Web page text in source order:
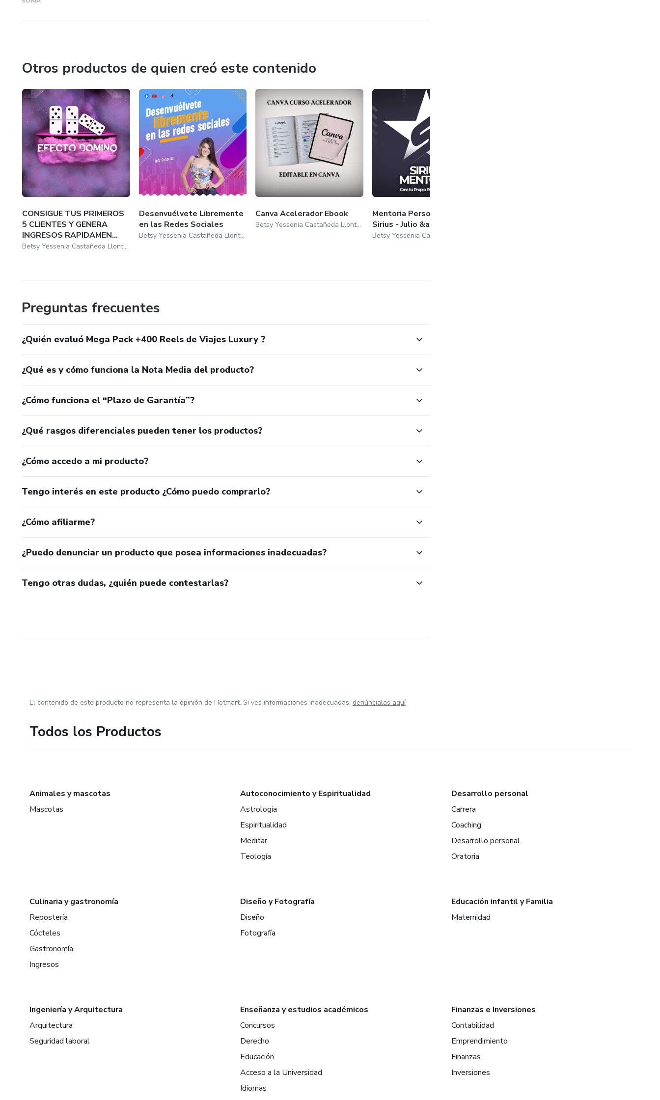
Otros productos de quien creó este contenido
CONSIGUE TUS PRIMEROS
5 CLIENTES Y GENERA
INGRESOS RAPIDAMEN...
Betsy Yessenia Castañeda Llontop
Desenvuélvete Libremente
en las Redes Sociales
Betsy Yessenia Castañeda Llontop
Canva Acelerador Ebook
Betsy Yessenia Castañeda Llontop
Mentoria Personalizada
Sirius - Julio &amp; Betsy
Preguntas frecuentes
¿Quién evaluó Mega Pack +400 Reels de Viajes Luxury ?
¿Qué es y cómo funciona la Nota Media del producto?
¿Cómo funciona el “Plazo de Garantía”?
¿Qué rasgos diferenciales pueden tener los productos?
¿Cómo accedo a mi producto?
Tengo interés en este producto ¿Cómo puedo comprarlo?
¿Cómo afiliarme?
¿Puedo denunciar un producto que posea informaciones inadecuadas?
Tengo otras dudas, ¿quién puede contestarlas?
El contenido de este producto no representa la opinión de Hotmart. Si ves informaciones inadecuadas, denúncialas aquí
Todos los Productos
Animales y mascotas
Mascotas
Autoconocimiento y Espiritualidad
Astrología
Espiritualidad
Meditar
Teología
Desarrollo personal
Carrera
Coaching
Desarrollo personal
Oratoria
Culinaria y gastronomía
Repostería
Cócteles
Gastronomía
Ingresos
Diseño y Fotografía
Diseño
Fotografía
Educación infantil y Familia
Maternidad
Ingeniería y Arquitectura
Arquitectura
Seguridad laboral
Enseñanza y estudios académicos
Concursos
Derecho
Educación
Acceso a la Universidad
Idiomas
Finanzas e Inversiones
Contabilidad
Emprendimiento
Finanzas
Inversiones